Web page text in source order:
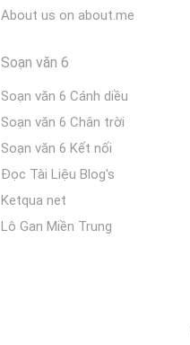
About us on about.me
Soạn văn 6
Soạn văn 6 Cánh diều
Soạn văn 6 Chân trời
Soạn văn 6 Kết nối
Đọc Tài Liệu Blog's
Ketqua net
Lô Gan Miền Trung